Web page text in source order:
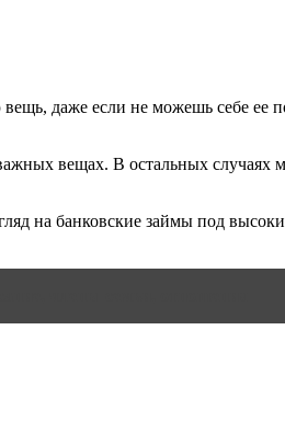
даже если не можешь себе ее
вещах. В остальных
на банковские займы под